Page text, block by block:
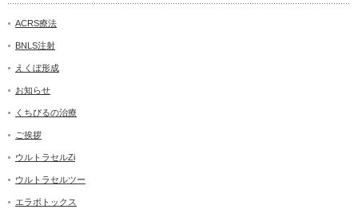
ACRS療法
BNLS注射
えくぼ形成
お知らせ
くちびるの治療
ご挨拶
ウルトラセルZi
ウルトラセルツー
エラボトックス